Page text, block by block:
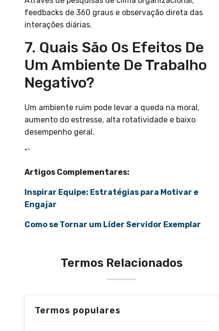
feedbacks de 360 graus e observação direta das
interações diárias.
7. Quais São Os Efeitos De
Um Ambiente De Trabalho
Negativo?
Um ambiente ruim pode levar a queda na moral,
aumento do estresse, alta rotatividade e baixo
desempenho geral.
“`
Artigos Complementares:
Inspirar Equipe: Estratégias para Motivar e
Engajar
Como se Tornar um Líder Servidor Exemplar
Termos Relacionados
Termos populares